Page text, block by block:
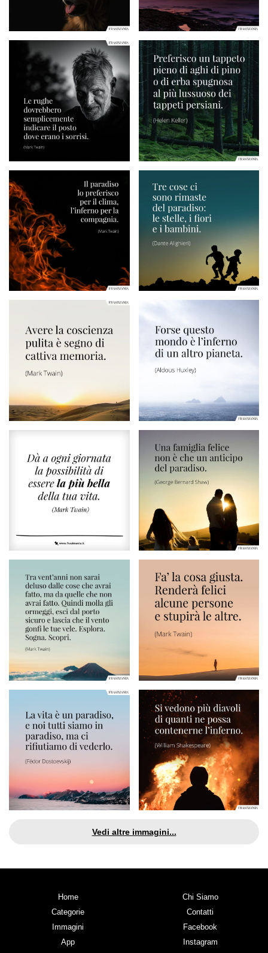
Vedi altre immagini...
Home
Categorie
Immagini
App
Chi Siamo
Contatti
Facebook
Instagram